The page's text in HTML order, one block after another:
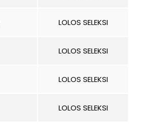
LOLOS SELEKSI
LOLOS SELEKSI
LOLOS SELEKSI
LOLOS SELEKSI